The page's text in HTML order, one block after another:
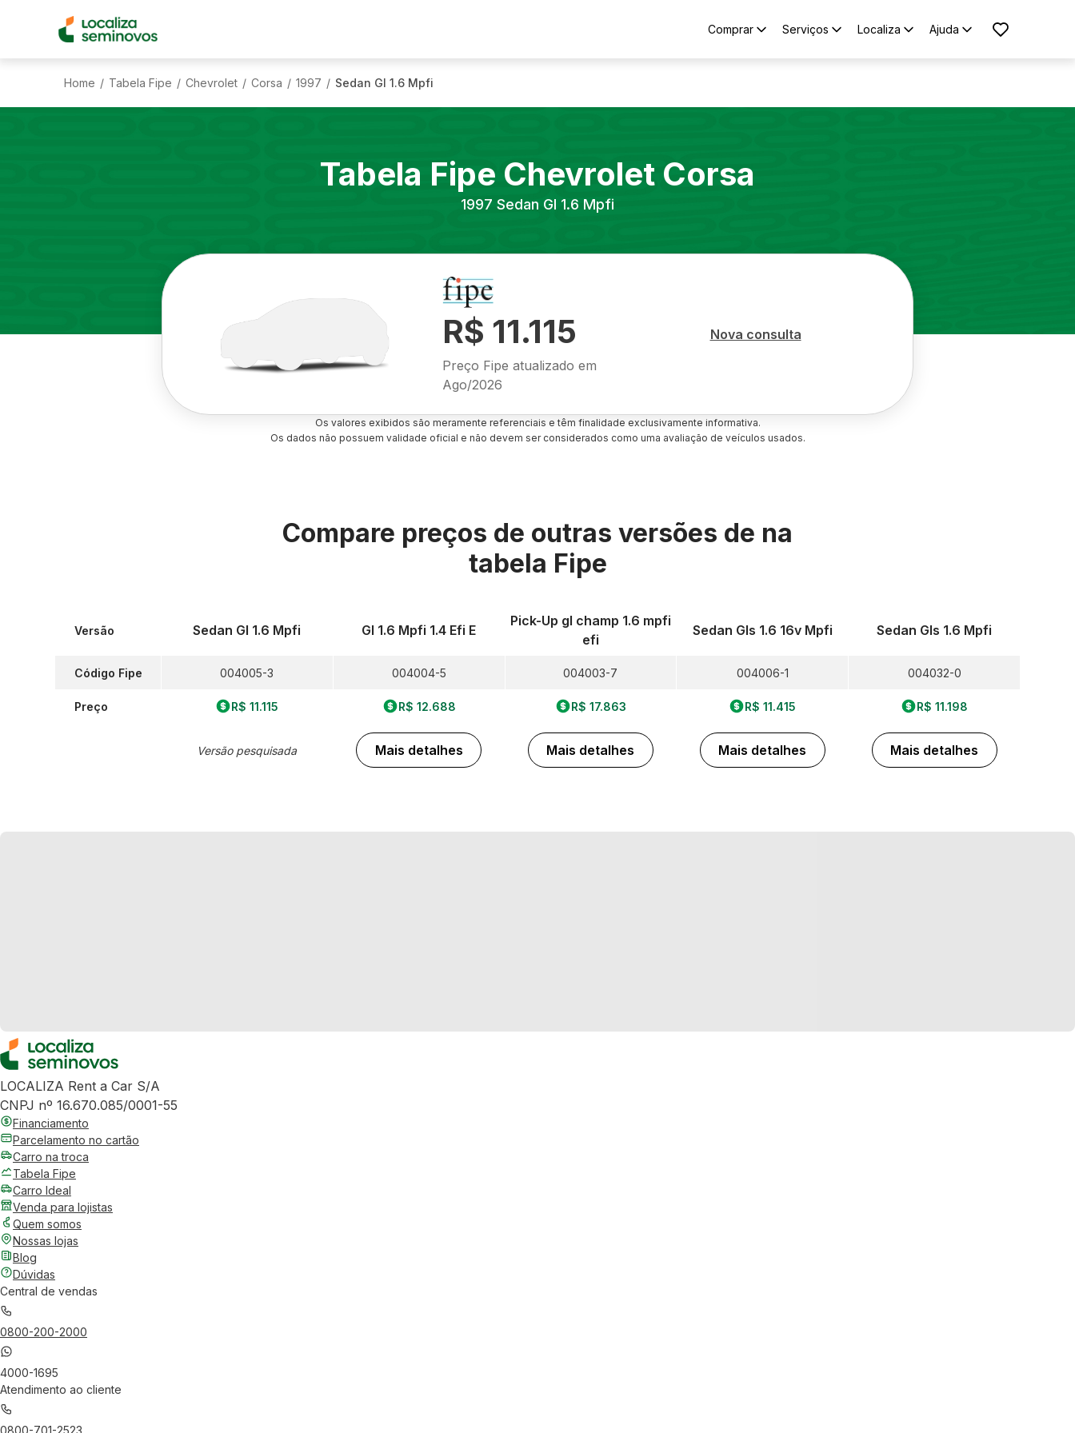
Comprar Serviços Localiza Ajuda
Home / Tabela Fipe / Chevrolet / Corsa / 1997 / Sedan Gl 1.6 Mpfi
Tabela Fipe Chevrolet Corsa
1997 Sedan Gl 1.6 Mpfi
R$ 11.115
Preço Fipe atualizado em
Ago/2026
Nova consulta
Os valores exibidos são meramente referenciais e têm finalidade exclusivamente informativa.
Os dados não possuem validade oficial e não devem ser considerados como uma avaliação de veículos usados.
Compare preços de outras versões de na
tabela Fipe
Versão
Código Fipe
Preço
Sedan Gl 1.6 Mpfi
004005-3
R$ 11.115
Versão pesquisada
Gl 1.6 Mpfi 1.4 Efi E
004004-5
R$ 12.688
Mais detalhes
Pick-Up gl champ 1.6 mpfi
efi
004003-7
R$ 17.863
Mais detalhes
Sedan Gls 1.6 16v Mpfi
004006-1
R$ 11.415
Mais detalhes
Sedan Gls 1.6 Mpfi
004032-0
R$ 11.198
Mais detalhes
LOCALIZA Rent a Car S/A
CNPJ nº 16.670.085/0001-55
Financiamento
Parcelamento no cartão
Carro na troca
Tabela Fipe
Carro Ideal
Venda para lojistas
Quem somos
Nossas lojas
Blog
Dúvidas
Central de vendas
0800-200-2000
4000-1695
Atendimento ao cliente
0800-701-2523